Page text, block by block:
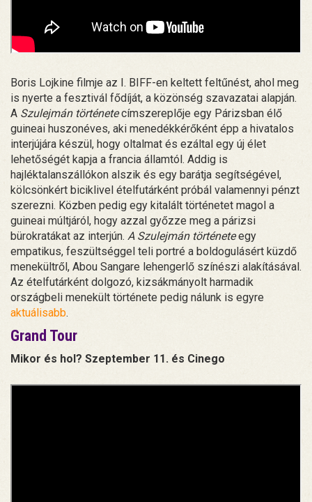
Boris Lojkine filmje az I. BIFF-en keltett feltűnést, ahol meg
is nyerte a fesztivál fődíját, a közönség szavazatai alapján.
A Szulejmán történetecímszereplője egy Párizsban élő
guineai huszonéves, aki menedékkérőként épp a hivatalos
interjújára készül, hogy oltalmat és ezáltal egy új élet
lehetőségét kapja a francia államtól. Addig is
hajléktalanszállókon alszik és egy barátja segítségével,
kölcsönkért biciklivel ételfutárként próbál valamennyi pénzt
szerezni. Közben pedig egy kitalált történetet magol a
guineai múltjáról, hogy azzal győzze meg a párizsi
bürokratákat az interjún. A Szulejmán történeteegy
empatikus, feszültséggel teli portré a boldogulásért küzdő
menekültről, Abou Sangare lehengerlő színészi alakításával.
Az ételfutárként dolgozó, kizsákmányolt harmadik
országbeli menekült története pedig nálunk is egyre
aktuálisabb.
Grand Tour
Mikor és hol? Szeptember 11. és Cinego